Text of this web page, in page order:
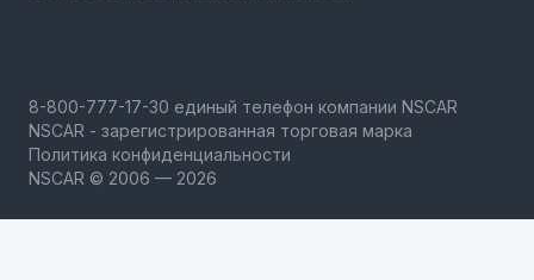
NSCAR - зарегистрированная торговая марка
Политика конфиденциальности
NSCAR © 2006 — 2026